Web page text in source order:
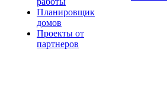
Планировщик
домов
Проекты от
партнеров